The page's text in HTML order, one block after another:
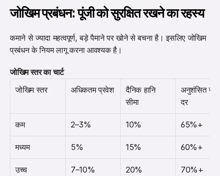
जोखिम प्रबंधन: पूंजी को सुरक्षित रखने का रहस्य
कमाने से ज्यादा महत्वपूर्ण, बड़े पैमाने पर खोने से बचना है। इसलिए जोखिम
प्रबंधन के नियम लागू करना आवश्यक है।
जोखिम स्तर का चार्ट
जोखिम स्तर
अधिकतम प्रवेश
दैनिक हानि
सीमा
अनुशंसित सही
दर
कम 2–3% 10% 65%+
मध्यम 5% 15% 60%+
उच्च 7–10% 20% 70%+